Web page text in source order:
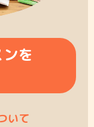
を
いて